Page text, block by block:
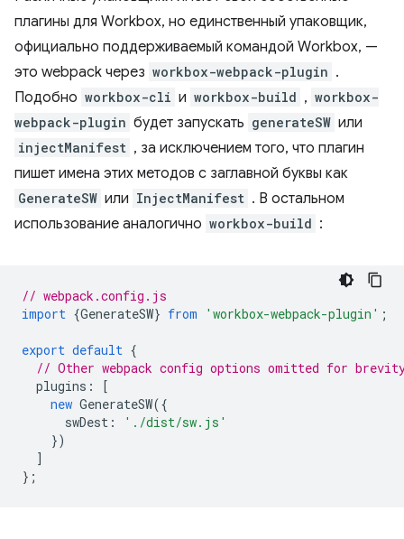
плагины для Workbox, но единственный упаковщик,
официально поддерживаемый командой Workbox, —
это webpack через workbox-webpack-plugin .
Подобно workbox-cli и workbox-build , workbox-
webpack-plugin будет запускать generateSW или
injectManifest , за исключением того, что плагин
пишет имена этих методов с заглавной буквы как
GenerateSW или InjectManifest . В остальном
использование аналогично workbox-build :
// webpack.config.js
import {GenerateSW} from 'workbox-webpack-plugin' ;
export default {
// Other webpack config options omitted for
plugins :
[
new GenerateSW({
swDest :
'./dist/sw.js'
})
]
};